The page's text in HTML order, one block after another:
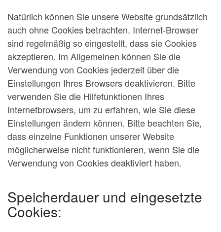
Natürlich können Sie unsere Website grundsätzlich
auch ohne Cookies betrachten. Internet-Browser
sind regelmäßig so eingestellt, dass sie Cookies
akzeptieren. Im Allgemeinen können Sie die
Verwendung von Cookies jederzeit über die
Einstellungen Ihres Browsers deaktivieren. Bitte
verwenden Sie die Hilfefunktionen Ihres
Internetbrowsers, um zu erfahren, wie Sie diese
Einstellungen ändern können. Bitte beachten Sie,
dass einzelne Funktionen unserer Website
möglicherweise nicht funktionieren, wenn Sie die
Verwendung von Cookies deaktiviert haben.
Speicherdauer und eingesetzte
Cookies: